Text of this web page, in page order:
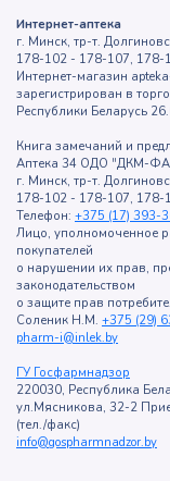
Интернет-аптека
г. Минск, тр-т.
178-102 - 178-107, 178-
Интернет-магазин
зарегистрирован в
Республики Беларусь
Книга замечаний и
Аптека 34 ОДО "ДКМ-
г. Минск, тр-т.
178-102 - 178-107, 178-
Телефон: +375 (17) 393-
Лицо, уполномоченное
покупателей
о нарушении их прав,
законодательством
о защите прав
Соленик Н.М. +375 (29)
pharm-i@inlek.by
ГУ Госфармнадзор
220030, Республика
ул.Мясникова, 32-2
(тел./факс)
info@gospharmnadzor.by